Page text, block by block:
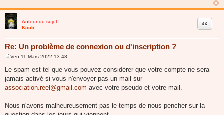
Auteur du sujet
Koub
Re: Un problème de connexion ou d'inscription ?
Citer
s
s
g
Ven 11 Mars 2022 13:48
Le spam est tel que vous pouvez considérer que votre compte ne sera
jamais activé si vous n'envoyer pas un mail sur
association.reel@gmail.com avec votre pseudo et votre mail.
Nous n'avons malheureusement pas le temps de nous pencher sur la